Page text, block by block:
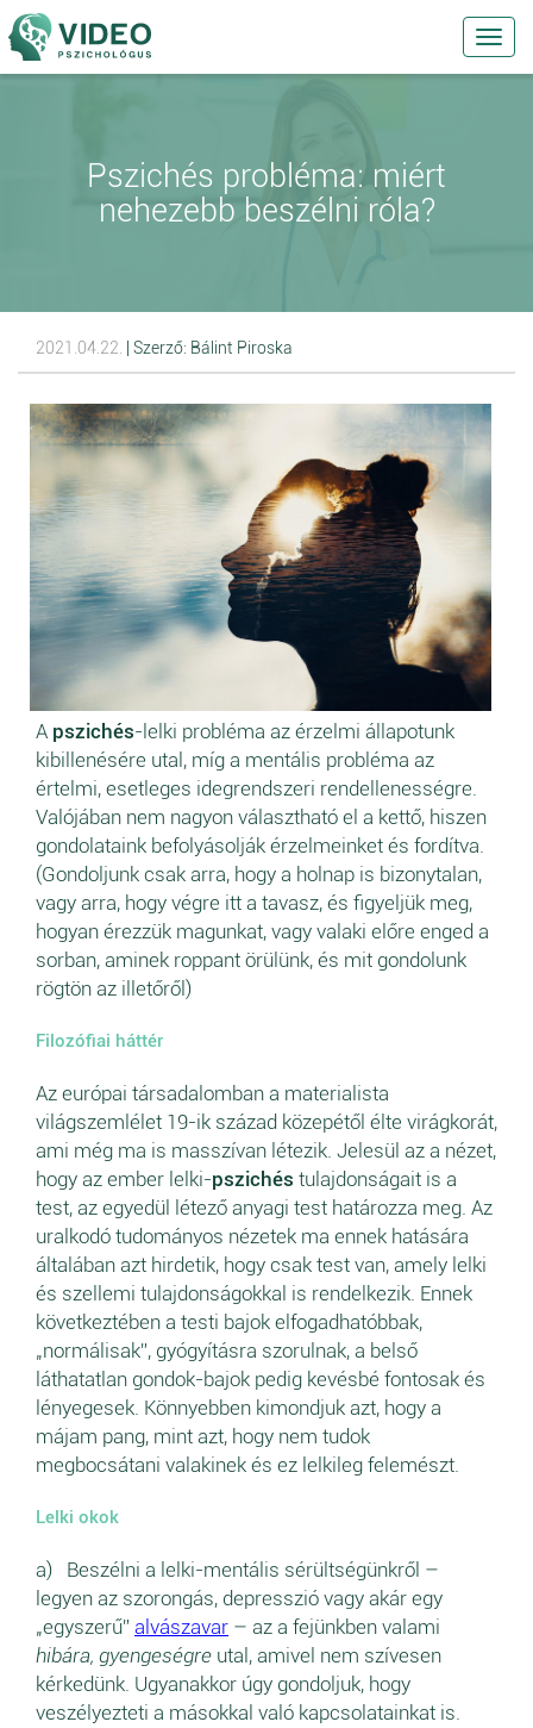
Pszichés probléma: miért
nehezebb beszélni róla?
2021.04.22. | Szerző: Bálint Piroska
A pszichés-lelki probléma az érzelmi állapotunk
kibillenésére utal, míg a mentális probléma az
értelmi, esetleges idegrendszeri rendellenességre.
Valójában nem nagyon választható el a kettő, hiszen
gondolataink befolyásolják érzelmeinket és fordítva.
(Gondoljunk csak arra, hogy a holnap is bizonytalan,
vagy arra, hogy végre itt a tavasz, és figyeljük meg,
hogyan érezzük magunkat, vagy valaki előre enged a
sorban, aminek roppant örülünk, és mit gondolunk
rögtön az illetőről)
Filozófiai háttér
Az európai társadalomban a materialista
világszemlélet 19-ik század közepétől élte virágkorát,
ami még ma is masszívan létezik. Jelesül az a nézet,
hogy az ember lelki-pszichés tulajdonságait is a
test, az egyedül létező anyagi test határozza meg. Az
uralkodó tudományos nézetek ma ennek hatására
általában azt hirdetik, hogy csak test van, amely lelki
és szellemi tulajdonságokkal is rendelkezik. Ennek
következtében a testi bajok elfogadhatóbbak,
„normálisak”, gyógyításra szorulnak, a belső
láthatatlan gondok-bajok pedig kevésbé fontosak és
lényegesek. Könnyebben kimondjuk azt, hogy a
májam pang, mint azt, hogy nem tudok
megbocsátani valakinek és ez lelkileg felemészt.
Lelki okok
a) Beszélni a lelki-mentális sérültségünkről –
legyen az szorongás, depresszió vagy akár egy
„egyszerű” alvászavar – az a fejünkben valami
hibára, gyengeségre utal, amivel nem szívesen
kérkedünk. Ugyanakkor úgy gondoljuk, hogy
veszélyezteti a másokkal való kapcsolatainkat is.